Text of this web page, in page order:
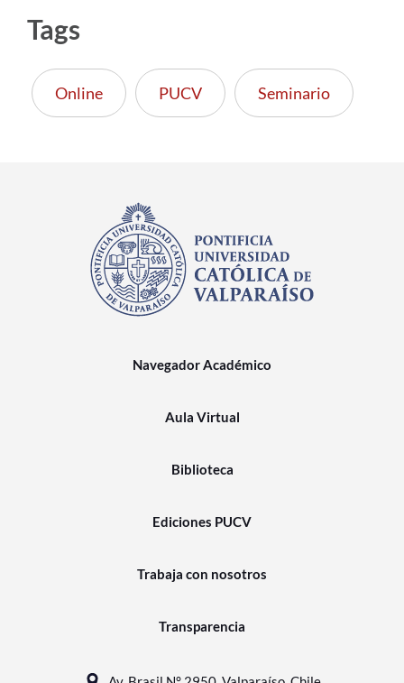
Tags
Online PUCV Seminario
Navegador Académico
Aula Virtual
Biblioteca
Ediciones PUCV
Trabaja con nosotros
Transparencia